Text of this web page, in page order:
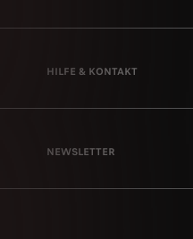
HILFE & KONTAKT
NEWSLETTER